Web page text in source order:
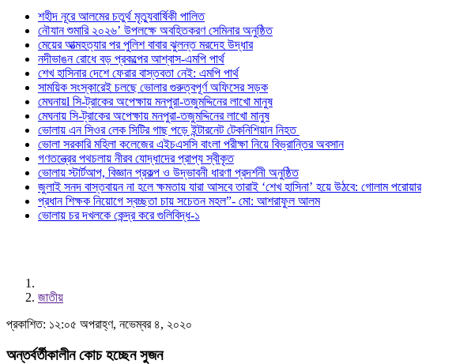
শহীদ নূরে আলমের চতুর্থ মৃত্যুবার্ষিকী পালিত
নৌযান শুমারি ২০২৬’ উপলক্ষে অবহিতকরণ সেমিনার অনুষ্ঠিত
মেয়ের আত্মহত্যার পর পুলিশ বাবার ঝুলন্ত মরদেহ উদ্ধার
নদীভাঙন রোধে বড় প্রকল্পের আশ্বাস-এমপি পার্থ
শেখ হাসিনার দেশে ফেরার বাস্তবতা নেই: এমপি পার্থ
সাময়িক সংস্কারেই চলছে ভোলার গুরুত্বপূর্ণ অফিসের সড়ক
মেঘনায়l সি-ট্রাকের অপেক্ষায় মনপুরা-তজুমদ্দিনের লাখো মানুষ
মেঘনায় সি-ট্রাকের অপেক্ষায় মনপুরা-তজুমদ্দিনের লাখো মানুষ
ভোলায় এন সিওর লেক সিটির গাছ পড়ে ইন্টারনেট টেকনিশিয়ান নিহত
ভোলা সরকারি মহিলা কলেজের এইচএসসি বাংলা পরীক্ষা নিয়ে বিভ্রান্তির অবসান
গণতন্ত্রের পথচলায় নীরব যোদ্ধাদের প্রাপ্য স্বীকৃত
ভোলায় স্টার্টআপ, বিজ্ঞান প্রকল্প ও উদ্ভাবনী ধারণা প্রদর্শনী অনুষ্ঠিত
জুলাই সনদ বাস্তবায়ন না হলে ক্ষমতায় যারা আসবে তারাই ‘শেখ হাসিনা’ হয়ে উঠবে: গোলাম পরোয়ার
প্রধান শিক্ষক নিয়োগে স্বচ্ছতা চায় সচেতন মহল”- মো: আশরাফুল আলম
ভোলায় চর দখলকে কেন্দ্র করে গুলিবিদ্ধ-১
জাতীয়
প্রকাশিত: ১২:০৫ অপরাহ্ণ, নভেম্বর ৪, ২০২০
অন্তর্বর্তীকালীন কোচ হচ্ছেন সুজন